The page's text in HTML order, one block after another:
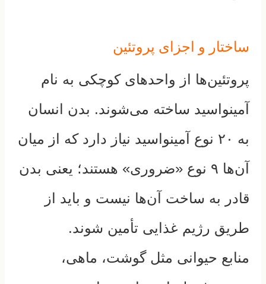
ساختار و اجزای پروتئین
پروتئین‌ها از واحدهای کوچکی به نام
آمینواسید ساخته می‌شوند. بدن انسان
به ۲۰ نوع آمینواسید نیاز دارد که از میان
آن‌ها ۹ نوع «ضروری» هستند؛ یعنی بدن
قادر به ساخت آن‌ها نیست و باید از
طریق رژیم غذایی تأمین شوند.
منابع حیوانی مثل گوشت، ماهی،